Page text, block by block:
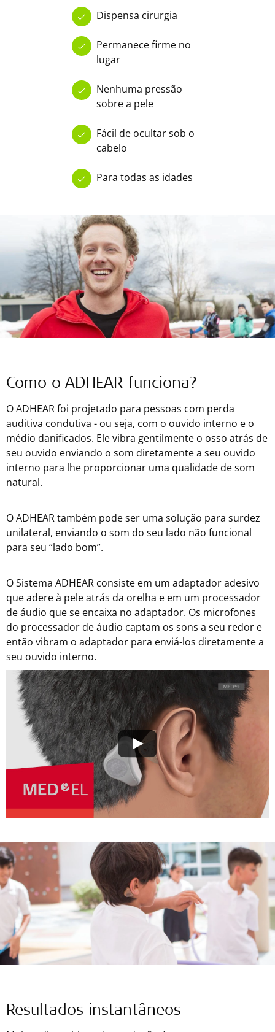
Dispensa cirurgia
Permanece firme no
lugar
Nenhuma pressão
sobre a pele
Fácil de ocultar sob o
cabelo
Para todas as idades
Como o ADHEAR funciona?
O ADHEAR foi projetado para pessoas com perda
auditiva condutiva - ou seja, com o ouvido interno e o
médio danificados. Ele vibra gentilmente o osso atrás de
seu ouvido enviando o som diretamente a seu ouvido
interno para lhe proporcionar uma qualidade de som
natural.
O ADHEAR também pode ser uma solução para surdez
unilateral, enviando o som do seu lado não funcional
para seu “lado bom”.
O Sistema ADHEAR consiste em um adaptador adesivo
que adere à pele atrás da orelha e em um processador
de áudio que se encaixa no adaptador. Os microfones
do processador de áudio captam os sons a seu redor e
então vibram o adaptador para enviá-los diretamente a
seu ouvido interno.
Resultados instantâneos